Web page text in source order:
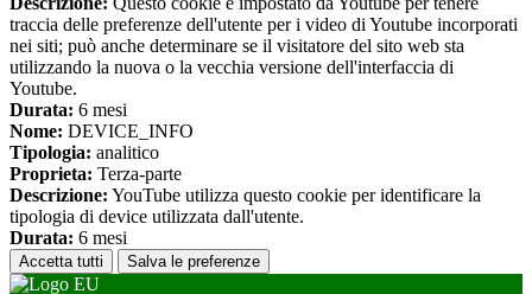
traccia delle preferenze dell'utente per i video di Youtube incorporati
nei siti; può anche determinare se il visitatore del sito web sta
utilizzando la nuova o la vecchia versione dell'interfaccia di
Youtube.
Durata: 6 mesi
Nome: DEVICE_INFO
Tipologia: analitico
Proprieta: Terza-parte
Descrizione: YouTube utilizza questo cookie per identificare la
tipologia di device utilizzata dall'utente.
Durata: 6 mesi
Accetta tutti Salva le preferenze